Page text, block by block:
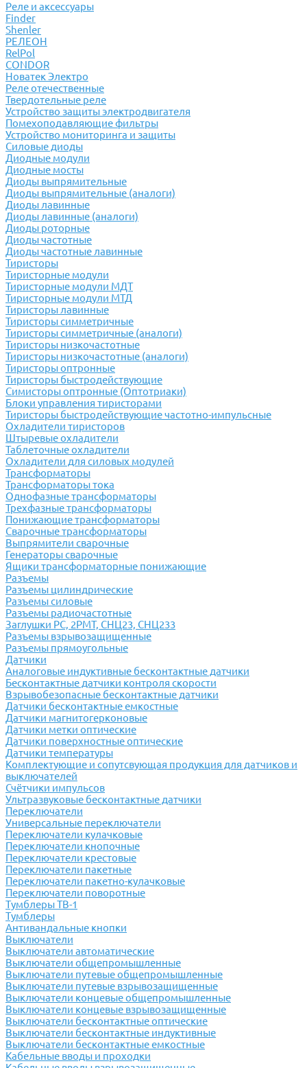
Реле и аксессуары
Finder
Shenler
РЕЛЕОН
RelPol
CONDOR
Новатек Электро
Реле отечественные
Твердотельные реле
Устройство защиты электродвигателя
Помехоподавляющие фильтры
Устройство мониторинга и защиты
Силовые диоды
Диодные модули
Диодные мосты
Диоды выпрямительные
Диоды выпрямительные (аналоги)
Диоды лавинные
Диоды лавинные (аналоги)
Диоды роторные
Диоды частотные
Диоды частотные лавинные
Тиристоры
Тиристорные модули
Тиристорные модули МДТ
Тиристорные модули МТД
Тиристоры лавинные
Тиристоры симметричные
Тиристоры симметричные (аналоги)
Тиристоры низкочастотные
Тиристоры низкочастотные (аналоги)
Тиристоры оптронные
Тиристоры быстродействующие
Симисторы оптронные (Оптотриаки)
Блоки управления тиристорами
Тиристоры быстродействующие частотно-импульсные
Охладители тиристоров
Штыревые охладители
Таблеточные охладители
Охладители для силовых модулей
Трансформаторы
Трансформаторы тока
Однофазные трансформаторы
Трехфазные трансформаторы
Понижающие трансформаторы
Сварочные трансформаторы
Выпрямители сварочные
Генераторы сварочные
Ящики трансформаторные понижающие
Разъемы
Разъемы цилиндрические
Разъемы силовые
Разъемы радиочастотные
Заглушки РС, 2РМТ, СНЦ23, СНЦ233
Разъемы взрывозащищенные
Разъемы прямоугольные
Датчики
Аналоговые индуктивные бесконтактные датчики
Бесконтактные датчики контроля скорости
Взрывобезопасные бесконтактные датчики
Датчики бесконтактные емкостные
Датчики магнитогерконовые
Датчики метки оптические
Датчики поверхностные оптические
Датчики температуры
Комплектующие и сопутсвующая продукция для датчиков и
выключателей
Счётчики импульсов
Ультразвуковые бесконтактные датчики
Переключатели
Универсальные переключатели
Переключатели кулачковые
Переключатели кнопочные
Переключатели крестовые
Переключатели пакетные
Переключатели пакетно-кулачковые
Переключатели поворотные
Тумблеры ТВ-1
Тумблеры
Антивандальные кнопки
Выключатели
Выключатели автоматические
Выключатели общепромышленные
Выключатели путевые общепромышленные
Выключатели путевые взрывозащищенные
Выключатели концевые общепромышленные
Выключатели концевые взрывозащищенные
Выключатели бесконтактные оптические
Выключатели бесконтактные индуктивные
Выключатели бесконтактные емкостные
Кабельные вводы и проходки